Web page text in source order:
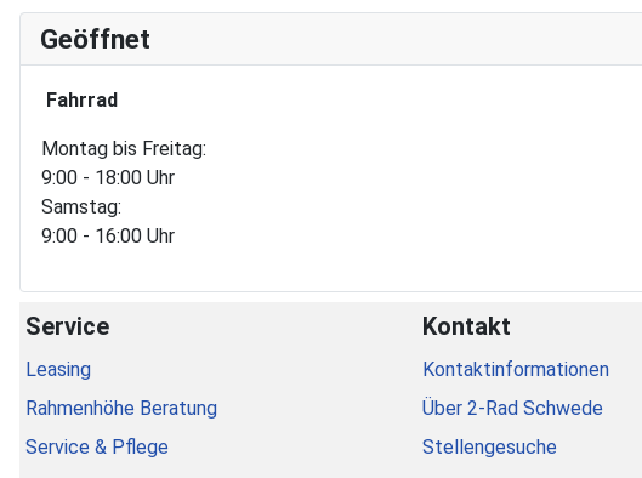
Geöffnet
Fahrrad
Montag bis Freitag:
9:00 - 18:00 Uhr
Samstag:
9:00 - 16:00 Uhr
Service
Leasing
Rahmenhöhe Beratung
Service & Pflege
Kontakt
Kontaktinformationen
Über 2-Rad Schwede
Stellengesuche